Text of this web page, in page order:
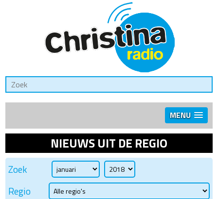
MENU
NIEUWS UIT DE REGIO
Zoek
Regio